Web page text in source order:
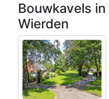
Bouwkavels
Wierden